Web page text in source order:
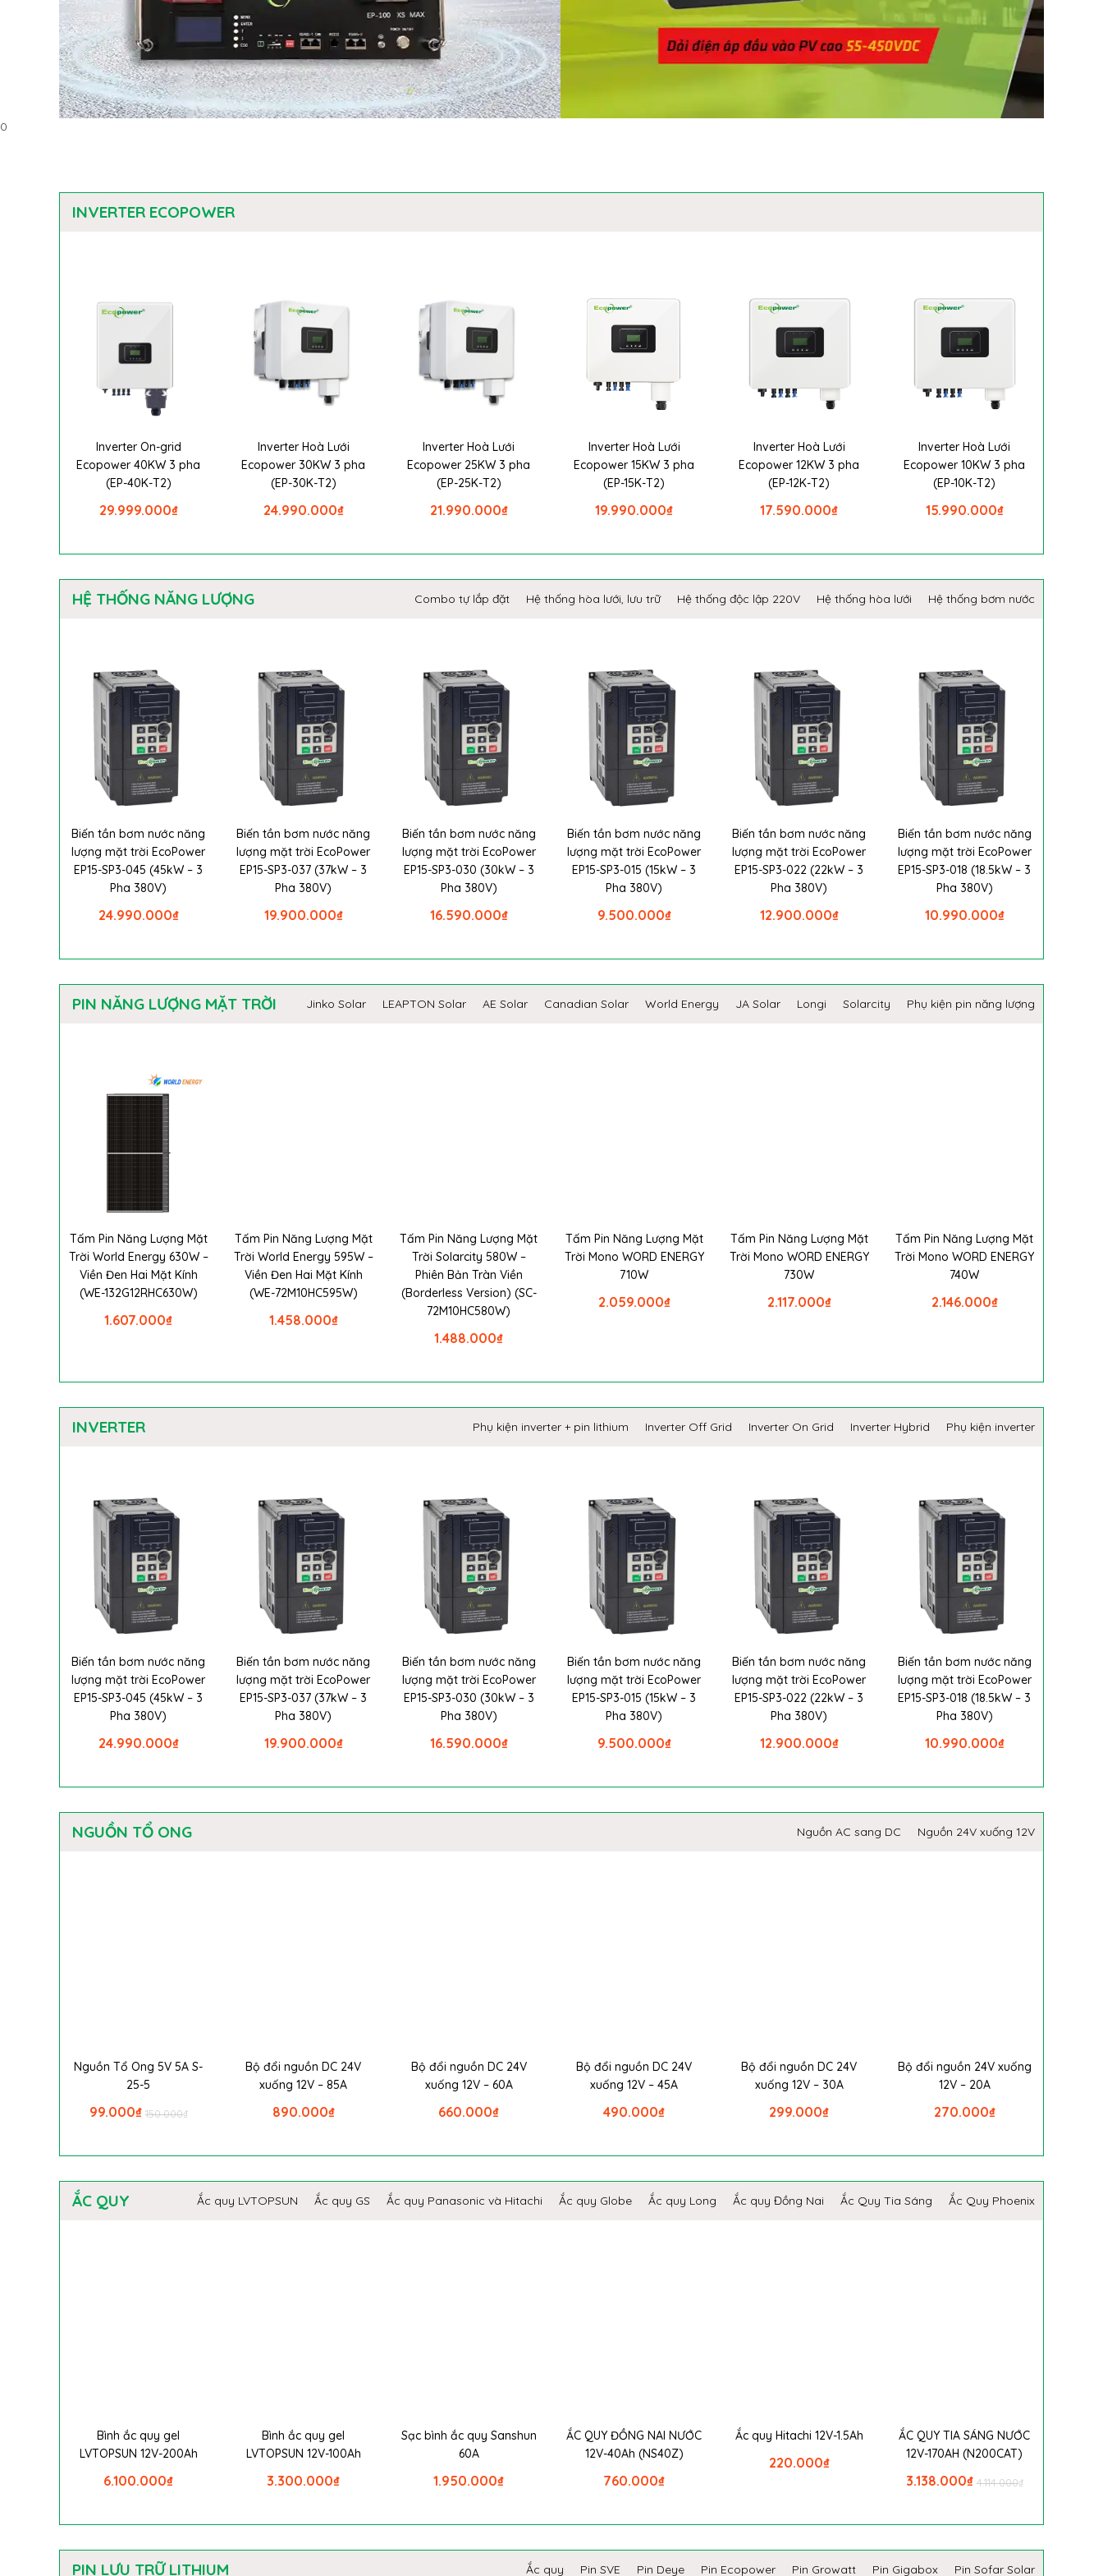
0
INVERTER ECOPOWER
Inverter On-grid
Ecopower 40KW 3 pha
(EP-40K-T2)
₫
29.999.000
Inverter Hoà Lưới
Ecopower 30KW 3 pha
(EP-30K-T2)
₫
24.990.000
Inverter Hoà Lưới
Ecopower 25KW 3 pha
(EP-25K-T2)
₫
21.990.000
Inverter Hoà Lưới
Ecopower 15KW 3 pha
(EP-15K-T2)
₫
19.990.000
Inverter Hoà Lưới
Ecopower 12KW 3 pha
(EP-12K-T2)
₫
17.590.000
Inverter Hoà Lưới
Ecopower 10KW 3 pha
(EP-10K-T2)
₫
15.990.000
HỆ THỐNG NĂNG LƯỢNG Combo tự lắp đặt Hệ thống hòa lưới, lưu trữ Hệ thống độc lập 220V Hệ thống hòa lưới Hệ thống bơm nước
Biến tần bơm nước năng
lượng mặt trời EcoPower
EP15-SP3-045 (45kW – 3
Pha 380V)
₫
24.990.000
Biến tần bơm nước năng
lượng mặt trời EcoPower
EP15-SP3-037 (37kW – 3
Pha 380V)
₫
19.900.000
Biến tần bơm nước năng
lượng mặt trời EcoPower
EP15-SP3-030 (30kW – 3
Pha 380V)
₫
16.590.000
Biến tần bơm nước năng
lượng mặt trời EcoPower
EP15-SP3-015 (15kW – 3
Pha 380V)
₫
9.500.000
Biến tần bơm nước năng
lượng mặt trời EcoPower
EP15-SP3-022 (22kW – 3
Pha 380V)
₫
12.900.000
Biến tần bơm nước năng
lượng mặt trời EcoPower
EP15-SP3-018 (18.5kW – 3
Pha 380V)
₫
10.990.000
PIN NĂNG LƯỢNG MẶT TRỜI Jinko Solar LEAPTON Solar AE Solar Canadian Solar World Energy JA Solar Longi Solarcity Phụ kiện pin năng lượng
Tấm Pin Năng Lượng Mặt
Trời World Energy 630W –
Viền Đen Hai Mặt Kính
(WE-132G12RHC630W)
₫
1.607.000
Tấm Pin Năng Lượng Mặt
Trời World Energy 595W –
Viền Đen Hai Mặt Kính
(WE-72M10HC595W)
₫
1.458.000
Tấm Pin Năng Lượng Mặt
Trời Solarcity 580W –
Phiên Bản Tràn Viền
(Borderless Version) (SC-
72M10HC580W)
₫
1.488.000
Tấm Pin Năng Lượng Mặt
Trời Mono WORD ENERGY
710W
₫
2.059.000
Tấm Pin Năng Lượng Mặt
Trời Mono WORD ENERGY
730W
₫
2.117.000
Tấm Pin Năng Lượng Mặt
Trời Mono WORD ENERGY
740W
₫
2.146.000
INVERTER Phụ kiện inverter + pin lithium Inverter Off Grid Inverter On Grid Inverter Hybrid Phụ kiện inverter
Biến tần bơm nước năng
lượng mặt trời EcoPower
EP15-SP3-045 (45kW – 3
Pha 380V)
₫
24.990.000
Biến tần bơm nước năng
lượng mặt trời EcoPower
EP15-SP3-037 (37kW – 3
Pha 380V)
₫
19.900.000
Biến tần bơm nước năng
lượng mặt trời EcoPower
EP15-SP3-030 (30kW – 3
Pha 380V)
₫
16.590.000
Biến tần bơm nước năng
lượng mặt trời EcoPower
EP15-SP3-015 (15kW – 3
Pha 380V)
₫
9.500.000
Biến tần bơm nước năng
lượng mặt trời EcoPower
EP15-SP3-022 (22kW – 3
Pha 380V)
₫
12.900.000
Biến tần bơm nước năng
lượng mặt trời EcoPower
EP15-SP3-018 (18.5kW – 3
Pha 380V)
₫
10.990.000
NGUỒN TỔ ONG Nguồn AC sang DC Nguồn 24V xuống 12V
Nguồn Tổ Ong 5V 5A S-
25-5
₫
150.000
₫
99.000
Bộ đổi nguồn DC 24V
xuống 12V – 85A
₫
890.000
Bộ đổi nguồn DC 24V
xuống 12V – 60A
₫
660.000
Bộ đổi nguồn DC 24V
xuống 12V – 45A
₫
490.000
Bộ đổi nguồn DC 24V
xuống 12V – 30A
₫
299.000
Bộ đổi nguồn 24V xuống
12V – 20A
₫
270.000
ẮC QUY Ắc quy LVTOPSUN Ắc quy GS Ắc quy Panasonic và Hitachi Ắc quy Globe Ắc quy Long Ắc quy Đồng Nai Ắc Quy Tia Sáng Ắc Quy Phoenix
Bình ắc quy gel
LVTOPSUN 12V-200Ah
₫
6.100.000
Bình ắc quy gel
LVTOPSUN 12V-100Ah
₫
3.300.000
Sạc bình ắc quy Sanshun
60A
₫
1.950.000
ẮC QUY ĐỒNG NAI NƯỚC
12V-40Ah (NS40Z)
₫
760.000
Ắc quy Hitachi 12V-1.5Ah
₫
220.000
ẮC QUY TIA SÁNG NƯỚC
12V-170AH (N200CAT)
₫
4.114.000
₫
3.138.000
PIN LƯU TRỮ LITHIUM Ắc quy Pin SVE Pin Deye Pin Ecopower Pin Growatt Pin Gigabox Pin Sofar Solar